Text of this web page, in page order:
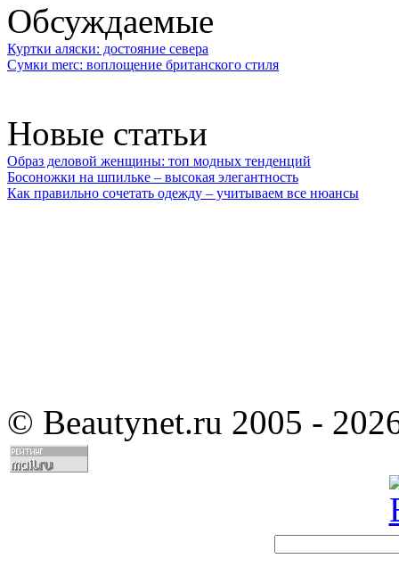
Обсуждаемые
Куртки аляски: достояние севера
Сумки merc: воплощение британского стиля
Новые статьи
Образ деловой женщины: топ модных тенденций
Босоножки на шпильке – высокая элегантность
Как правильно сочетать одежду – учитываем все нюансы
© Beautynet.ru 2005 -